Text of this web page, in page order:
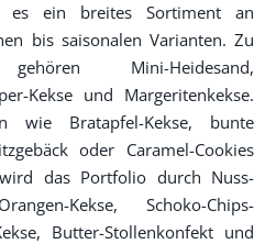
ein breites Sortiment an
bis saisonalen Varianten. Zu
Mini-Heidesand,
Kekse und Margeritenkekse.
wie Bratapfel-Kekse, bunte
oder Caramel-Cookies
das Portfolio durch Nuss-
Kekse, Schoko-Chips-
Butter-Stollenkonfekt und